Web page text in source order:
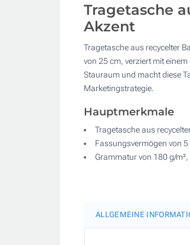
Tragetasche
Akzent
Tragetasche aus recycelter
von 25 cm, verziert mit
Stauraum und macht diese
Marketingstrategie.
Hauptmerkmale
Tragetasche aus
Fassungsvermögen von
Grammatur von 180 g/
ALLGEMEINE